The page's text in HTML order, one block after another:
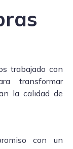
trabajado con
transformar
la calidad de
con un